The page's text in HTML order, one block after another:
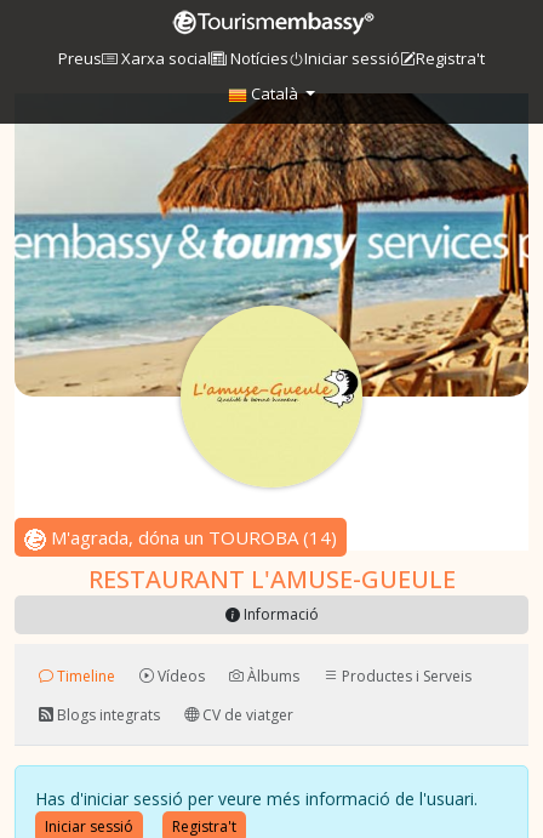
Preus Xarxa social Notícies Iniciar sessió
Registra't
Català
M'agrada, dóna un TOUROBA(14)
RESTAURANT L'AMUSE-GUEULE
Informació
Timeline Vídeos Àlbums
Productes i Serveis
Blogs integrats
CV de viatger
Has d'iniciar sessió per veure més informació de l'usuari.
Iniciar sessió Registra't